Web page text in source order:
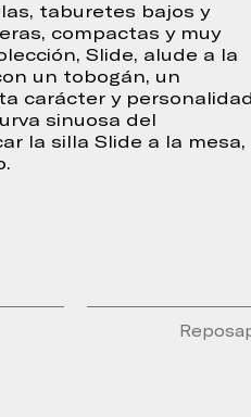
taburetes bajos y
compactas y muy
Slide, alude a la
un tobogán, un
carácter y
sinuosa del
la silla Slide a la mesa,